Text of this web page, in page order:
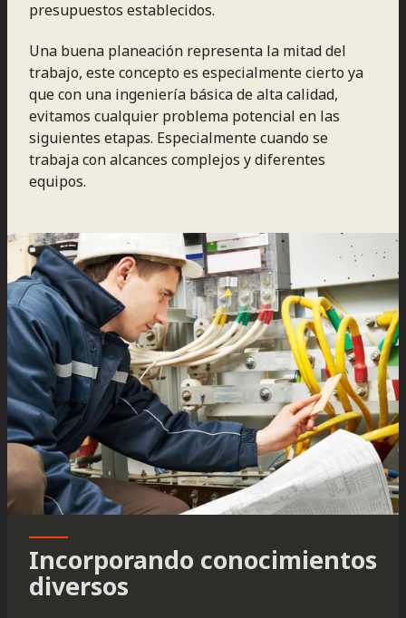
presupuestos establecidos.
Una buena planeación representa la mitad del
trabajo, este concepto es especialmente cierto ya
que con una ingeniería básica de alta calidad,
evitamos cualquier problema potencial en las
siguientes etapas. Especialmente cuando se
trabaja con alcances complejos y diferentes
equipos.
Incorporando conocimientos
diversos